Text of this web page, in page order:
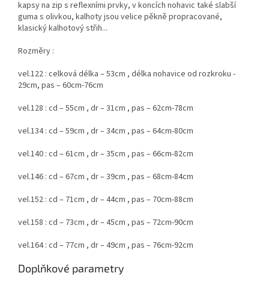
kapsy na zip s reflexními prvky, v koncích nohavic také slabší
guma s olivkou, kalhoty jsou velice pěkně propracované,
klasický kalhotový střih...
Rozměry :
vel.122 : celková délka – 53cm , délka nohavice od rozkroku -
29cm, pas – 60cm-76cm
vel.128 : cd – 55cm , dr – 31cm , pas – 62cm-78cm
vel.134 : cd – 59cm , dr – 34cm , pas – 64cm-80cm
vel.140 : cd – 61cm , dr – 35cm , pas – 66cm-82cm
vel.146 : cd – 67cm , dr – 39cm , pas – 68cm-84cm
vel.152 : cd – 71cm , dr – 44cm , pas – 70cm-88cm
vel.158 : cd – 73cm , dr – 45cm , pas – 72cm-90cm
vel.164 : cd – 77cm , dr – 49cm , pas – 76cm-92cm
Doplňkové parametry